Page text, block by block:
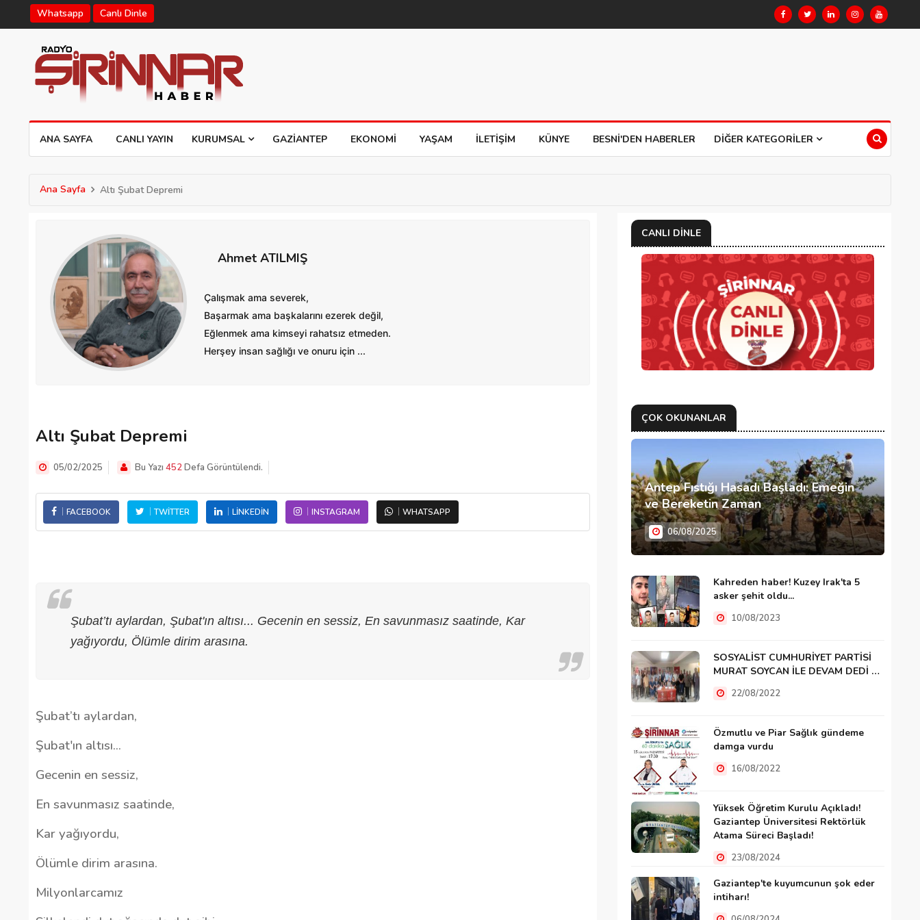
Whatsapp Canlı Dinle
ANA SAYFA CANLI YAYIN KURUMSAL GAZIANTEP EKONOMI YAŞAM İLETIŞIM KÜNYE BESNI'DEN HABERLER DIĞER KATEGORILER
Ana Sayfa Altı Şubat Depremi
Ahmet ATILMIŞ
Çalışmak ama severek,
Başarmak ama başkalarını ezerek değil,
Eğlenmek ama kimseyi rahatsız etmeden.
Herşey insan sağlığı ve onuru için ...
Altı Şubat Depremi
05/02/2025 Bu Yazı 452Defa Görüntülendi.
FACEBOOK TWITTER LINKEDIN INSTAGRAM WHATSAPP
Şubat’tı aylardan, Şubat'ın altısı... Gecenin en sessiz, En savunmasız saatinde, Kar
yağıyordu, Ölümle dirim arasına.
Şubat’tı aylardan,
Şubat'ın altısı...
Gecenin en sessiz,
En savunmasız saatinde,
Kar yağıyordu,
Ölümle dirim arasına.
Milyonlarcamız
CANLI DINLE
ÇOK OKUNANLAR
Antep Fıstığı Hasadı Başladı: Emeğin
ve Bereketin Zaman
06/08/2025
Kahreden haber! Kuzey Irak'ta 5
asker şehit oldu...
10/08/2023
SOSYALİST CUMHURİYET PARTİSİ
MURAT SOYCAN İLE DEVAM DEDİ …
22/08/2022
Özmutlu ve Piar Sağlık gündeme
damga vurdu
16/08/2022
Yüksek Öğretim Kurulu Açıkladı!
Gaziantep Üniversitesi Rektörlük
Atama Süreci Başladı!
23/08/2024
Gaziantep'te kuyumcunun şok eder
intiharı!